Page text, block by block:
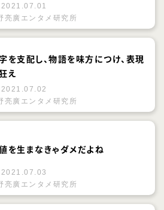
2021.07.01
亮廣エンタメ研究所
を支配し、物語を味方につけ、表現
え
2021.07.02
亮廣エンタメ研究所
を生まなきゃダメだよね
2021.07.03
亮廣エンタメ研究所